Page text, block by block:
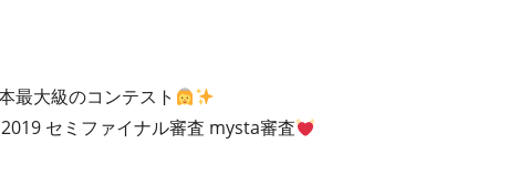
最大級のコンテスト
2019 セミファイナル審査 mysta審査